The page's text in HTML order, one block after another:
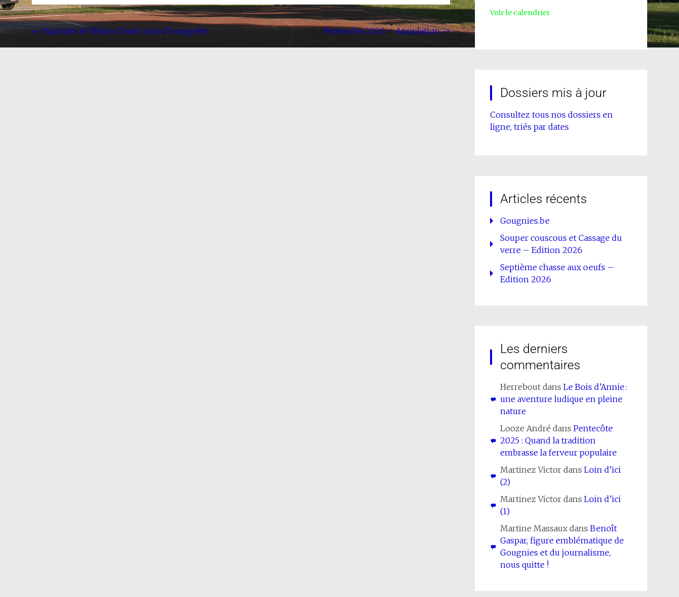
←Marmots et Walon d’vant tout d’Gougnêye Pentecôte 2020 – Annulation→
Voir le calendrier
Dossiers mis à jour
Consultez tous nos dossiers en
ligne, triés par dates
Articles récents
Gougnies.be
Souper couscous et Cassage du
verre – Edition 2026
Septième chasse aux oeufs –
Edition 2026
Les derniers
commentaires
Herreboutdans Le Bois d’Annie :
une aventure ludique en pleine
nature
Looze André dans Pentecôte
2025 : Quand la tradition
embrasse la ferveur populaire
Martinez Victordans Loin d’ici
(2)
Martinez Victordans Loin d’ici
(1)
Martine Massauxdans Benoît
Gaspar, figure emblématique de
Gougnies et du journalisme,
nous quitte !